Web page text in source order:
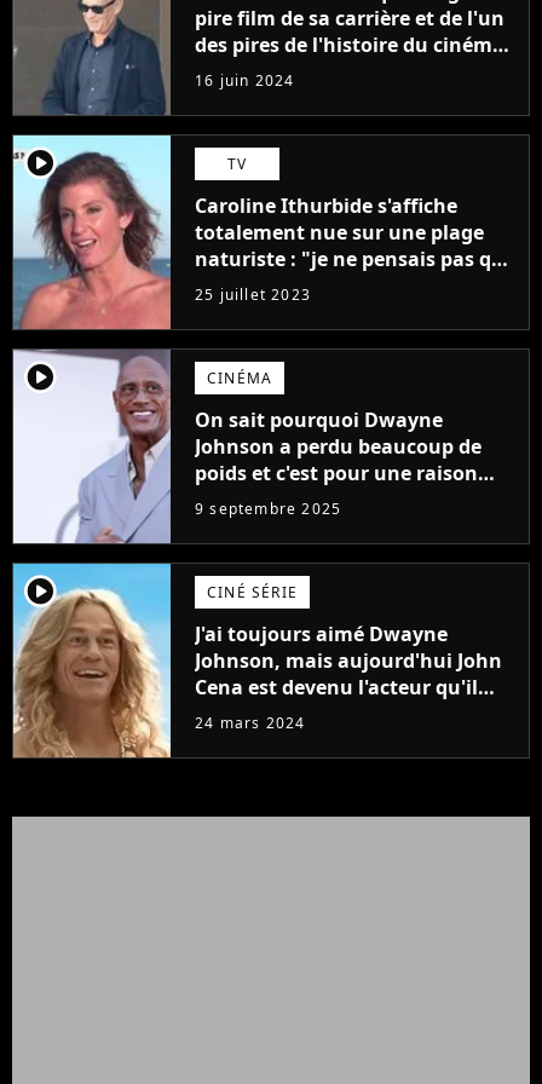
pire film de sa carrière et de l'un
des pires de l'histoire du cinéma :
"L'un des films les plus
médiocres jamais réalisés"
16 juin 2024
player2 TV
Caroline Ithurbide s'affiche
totalement nue sur une plage
naturiste : "je ne pensais pas que
j'arriverais à le faire..."
25 juillet 2023
player2 CINÉMA
On sait pourquoi Dwayne
Johnson a perdu beaucoup de
poids et c'est pour une raison
importante
9 septembre 2025
player2 CINÉ SÉRIE
J'ai toujours aimé Dwayne
Johnson, mais aujourd'hui John
Cena est devenu l'acteur qu'il
rêvait d'être (et Ricky Stanicky le
24 mars 2024